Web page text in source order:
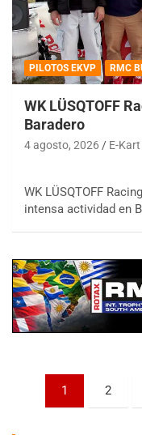
PILOTOS EKVP RMC
WK LÜSQTOFF
Baradero
4 agosto, 2026 E-Kart
WK LÜSQTOFF
intensa actividad en
Paginación
1 2
COBERTURA ESPECIAL
08/09-AGO
Ramiro Tot (Asfalto)
Baradero (Buenos Aires)
KDO - F6
Ciudad de Trenque Lauquen
Trenque Lauquen (Buenos
Villaguay (Entre Ríos)